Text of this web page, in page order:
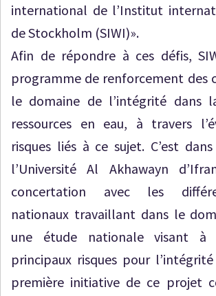
international de l’Institut
de Stockholm (SIWI)».
Afin de répondre à ces défis,
programme de renforcement des
le domaine de l’intégrité dans
ressources en eau, à travers
risques liés à ce sujet. C’est
l’Université Al Akhawayn
concertation avec les
nationaux travaillant dans le
une étude nationale visant à
principaux risques pour l’intégrité
première initiative de ce projet